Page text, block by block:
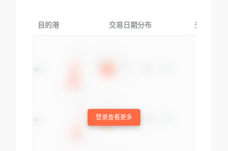
目的港 交易日期分布 交易产品
登录查看更多